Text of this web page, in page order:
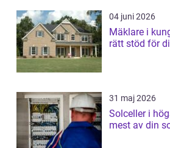
04 juni 2026
Mäklare i
rätt stöd för
31 maj 2026
Solceller i höganäs så
mest av din